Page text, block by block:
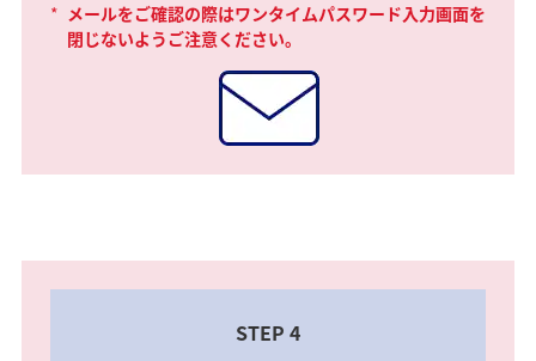
* メールをご確認の際はワンタイムパスワード入力画面を
閉じないようご注意ください。
STEP 4